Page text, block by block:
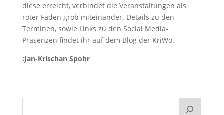
diese erreicht, verbindet die Veranstaltungen als
roter Faden grob miteinander. Details zu den
Terminen, sowie Links zu den Social Media-
Präsenzen findet ihr auf dem Blog der KriWo.
:Jan-Krischan Spohr